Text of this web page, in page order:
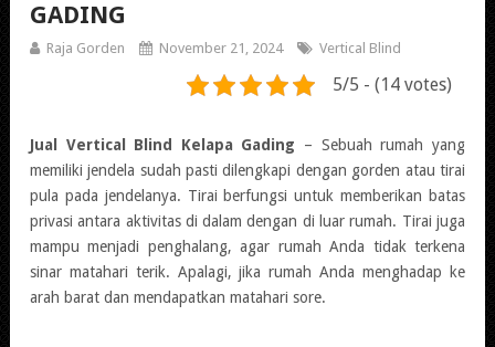
GADING
Raja Gorden November 21, 2024 Vertical Blind
5/5 - (14 votes)
Jual Vertical Blind Kelapa Gading – Sebuah rumah yang
memiliki jendela sudah pasti dilengkapi dengan gorden atau tirai
pula pada jendelanya. Tirai berfungsi untuk memberikan batas
privasi antara aktivitas di dalam dengan di luar rumah. Tirai juga
mampu menjadi penghalang, agar rumah Anda tidak terkena
sinar matahari terik. Apalagi, jika rumah Anda menghadap ke
arah barat dan mendapatkan matahari sore.